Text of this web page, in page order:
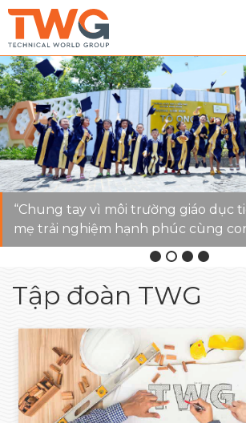
“Chung tay vì môi trường giáo dục
mẹ trải nghiệm hạnh phúc cùng
Tập đoàn TWG